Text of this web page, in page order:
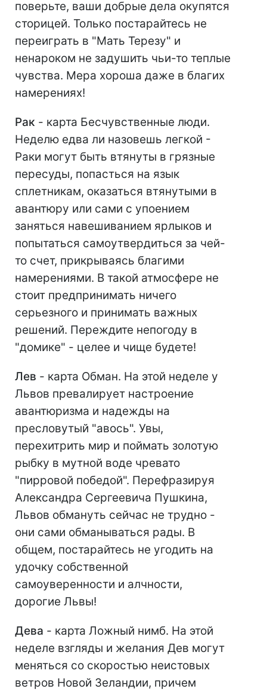
поверьте, ваши добрые дела окупятся
сторицей. Только постарайтесь не
переиграть в "Мать Терезу" и
ненароком не задушить чьи-то теплые
чувства. Мера хороша даже в благих
намерениях!
Рак - карта Бесчувственные люди.
Неделю едва ли назовешь легкой -
Раки могут быть втянуты в грязные
пересуды, попасться на язык
сплетникам, оказаться втянутыми в
авантюру или сами с упоением
заняться навешиванием ярлыков и
попытаться самоутвердиться за чей-
то счет, прикрываясь благими
намерениями. В такой атмосфере не
стоит предпринимать ничего
серьезного и принимать важных
решений. Переждите непогоду в
"домике" - целее и чище будете!
Лев - карта Обман. На этой неделе у
Львов превалирует настроение
авантюризма и надежды на
пресловутый "авось". Увы,
перехитрить мир и поймать золотую
рыбку в мутной воде чревато
"пирровой победой". Перефразируя
Александра Сергеевича Пушкина,
Львов обмануть сейчас не трудно -
они сами обманываться рады. В
общем, постарайтесь не угодить на
удочку собственной
самоуверенности и алчности,
дорогие Львы!
Дева - карта Ложный нимб. На этой
неделе взгляды и желания Дев могут
меняться со скоростью неистовых
ветров Новой Зеландии, причем